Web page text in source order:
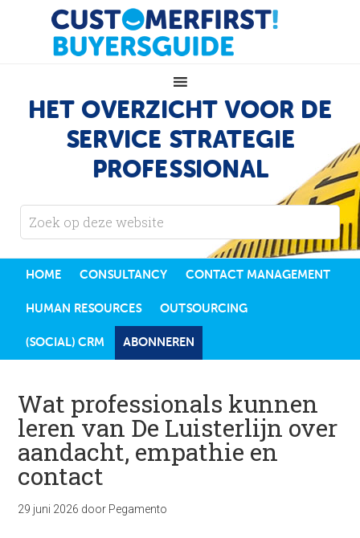
HET OVERZICHT VOOR DE
SERVICE STRATEGIE
PROFESSIONAL
HOME CONSULTANCY CONTACT MANAGEMENT
HUMAN RESOURCES OUTSOURCING
(SOCIAL) CRM ABONNEREN
Wat professionals kunnen
leren van De Luisterlijn over
aandacht, empathie en
contact
29 juni 2026 door Pegamento